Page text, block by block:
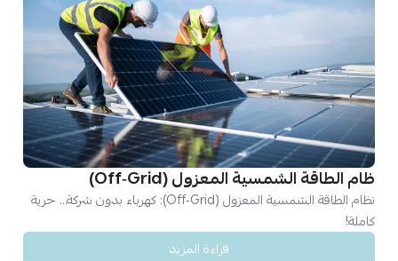
ظام الطاقة الشمسية المعزول (Off‑Grid)
نظام الطاقة الشمسية المعزول (Off‑Grid): كهرباء بدون شركة… حرية
كاملة!
قراءة المزيد